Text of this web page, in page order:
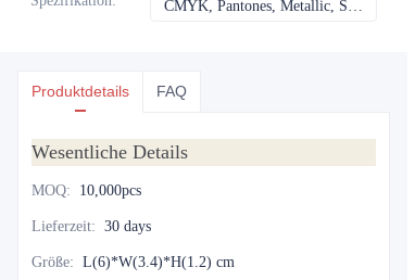
CMYK, Pantones, Metallic, Sonderfarbe usw.
Produktdetails FAQ
Wesentliche Details
MOQ: 10,000pcs
Lieferzeit: 30 days
Größe: L(6)*W(3.4)*H(1.2) cm